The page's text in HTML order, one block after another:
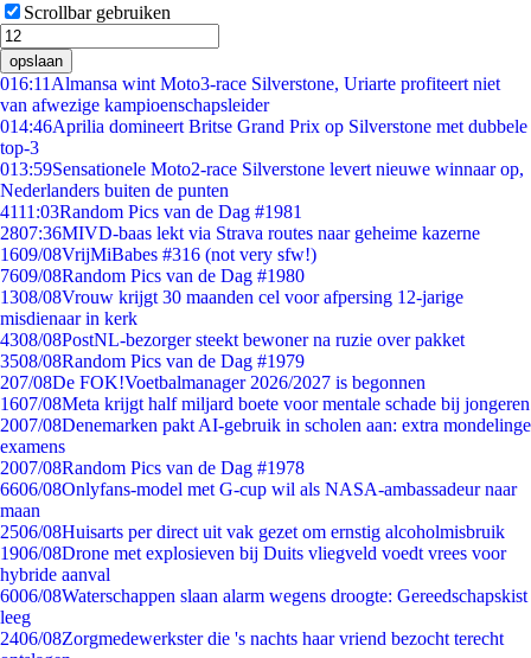
Scrollbar gebruiken
opslaan
016:11 Almansa wint Moto3-race Silverstone, Uriarte profiteert niet
van afwezige kampioenschapsleider
014:46Aprilia domineert Britse Grand Prix op Silverstone met dubbele
top-3
013:59Sensationele Moto2-race Silverstone levert nieuwe winnaar op,
Nederlanders buiten de punten
4111:03Random Pics van de Dag #1981
2807:36MIVD-baas lekt via Strava routes naar geheime kazerne
1609/08VrijMiBabes #316 (not very sfw!)
7609/08Random Pics van de Dag #1980
1308/08Vrouw krijgt 30 maanden cel voor afpersing 12-jarige
misdienaar in kerk
4308/08PostNL-bezorger steekt bewoner na ruzie over pakket
3508/08Random Pics van de Dag #1979
207/08De FOK!Voetbalmanager 2026/2027 is begonnen
1607/08Meta krijgt half miljard boete voor mentale schade bij jongeren
2007/08Denemarken pakt AI-gebruik in scholen aan: extra mondelinge
examens
2007/08Random Pics van de Dag #1978
6606/08Onlyfans-model met G-cup wil als NASA-ambassadeur naar
maan
2506/08Huisarts per direct uit vak gezet om ernstig alcoholmisbruik
1906/08Drone met explosieven bij Duits vliegveld voedt vrees voor
hybride aanval
6006/08Waterschappen slaan alarm wegens droogte: Gereedschapskist
leeg
2406/08Zorgmedewerkster die 's nachts haar vriend bezocht terecht